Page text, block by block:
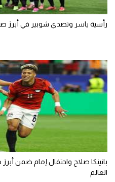
رأسية ياسر وتصدي شوبير في أبرز
بانينكا صلاح واحتفال إمام ضمن
العالم